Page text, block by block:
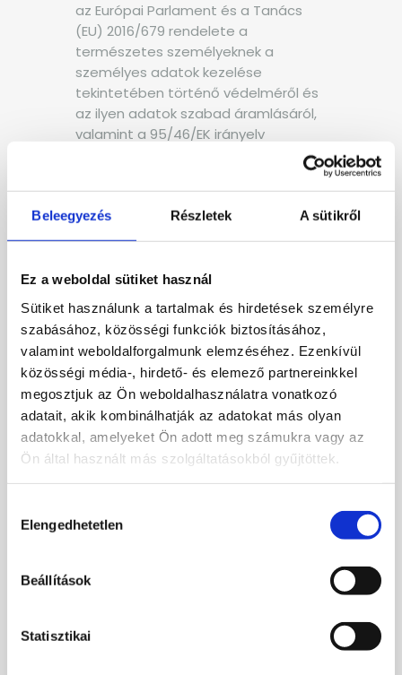
Beleegyezés Részletek A sütikről
Ez a weboldal sütiket használ
Sütiket használunk a tartalmak és hirdetések személyre
szabásához, közösségi funkciók biztosításához,
valamint weboldalforgalmunk elemzéséhez. Ezenkívül
közösségi média-, hirdető- és elemező partnereinkkel
megosztjuk az Ön weboldalhasználatra vonatkozó
adatait, akik kombinálhatják az adatokat más olyan
adatokkal, amelyeket Ön adott meg számukra vagy az
Ön által használt más szolgáltatásokból gyűjtöttek.
kiválasztása
Elengedhetetlen
Beállítások
Statisztikai
az Európai Parlament és a Tanács
(EU) 2016/679 rendelete a
természetes személyeknek a
személyes adatok kezelése
tekintetében történő védelméről és
az ilyen adatok szabad áramlásáról,
valamint a 95/46/EK irányelv
hatályon kívül helyezéséről (általános
adatvédelmi rendelet) (2016. április
27.) (a továbbiakban: GDPRvagy
Általános Adatvédelmi Rendelet)
jogról és az információszabadságról
szóló 2011. évi CXII. törvény (a
továbbiakban: Infotv.)
– Magyarország Alaptörvénye (2011.
április 25.) (a továbbiakban:
Alaptörvény)
– a Polgári Törvénykönyvről szóló
2013. évi V. törvény (a továbbiakban:
Ptk.)
– az egészségügyről szóló 1997. évi
CLIV. törvény (a továbbiakban: Eütv.)
kapcsolódó személyes adatok
Eüaktv.)
ellátásairól szóló 1997. évi LXXXIII.